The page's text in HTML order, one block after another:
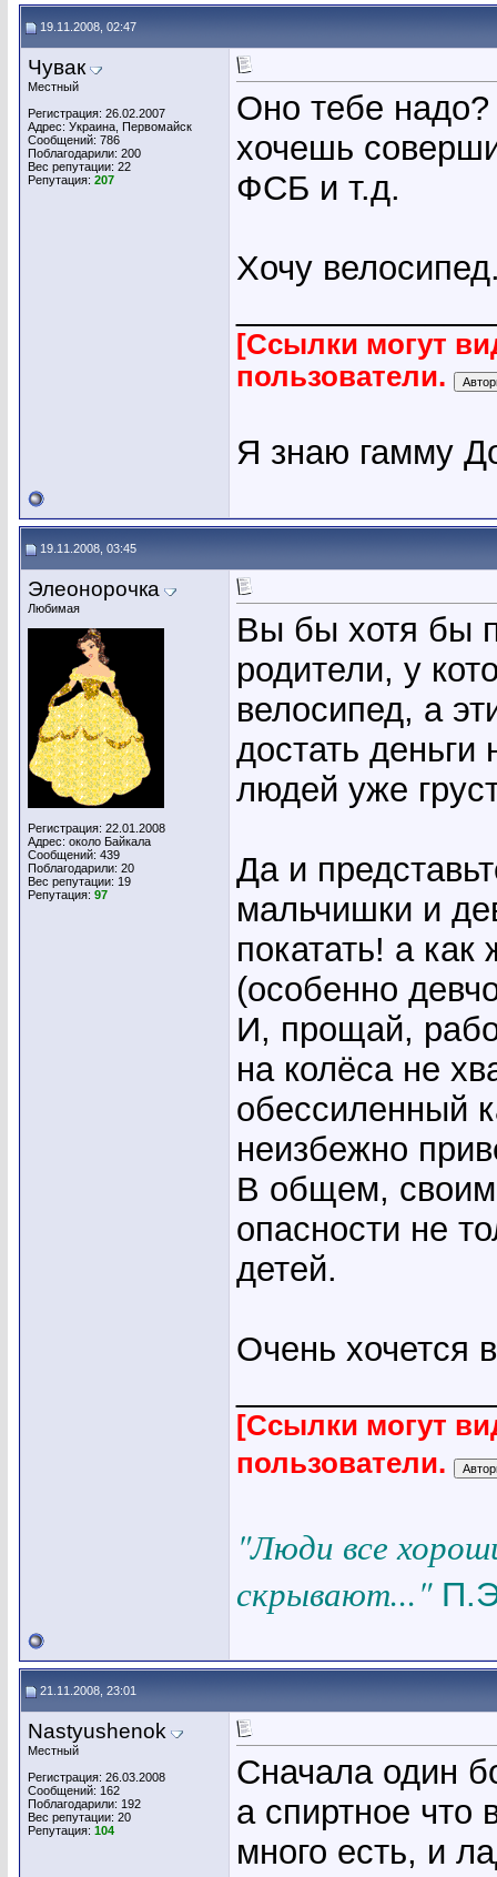
19.11.2008, 02:47
Чувак
Местный
Регистрация: 26.02.2007
Адрес: Украина, Первомайск
Сообщений: 786
Поблагодарили: 200
Вес репутации: 22
Репутация: 207
Оно тебе надо?
хочешь
ФСБ и т.д.
Хочу
[Ссылки могут
пользователи.
Я знаю гамму
19.11.2008, 03:45
Элеонорочка
Любимая
Регистрация: 22.01.2008
Адрес: около Байкала
Сообщений: 439
Поблагодарили: 20
Вес репутации: 19
Репутация: 97
Вы бы хотя бы
родители, у
велосипед, а
достать деньги
людей уже
Да и
мальчишки и
покатать! а
(особенно
И, прощай,
на колёса не
обессиленный
неизбежно
В общем, своим
опасности не
детей.
Очень хочется
[Ссылки могут
пользователи.
"Люди все
скрывают..."
21.11.2008, 23:01
Nastyushenok
Местный
Регистрация: 26.03.2008
Сообщений: 162
Поблагодарили: 192
Вес репутации: 20
Репутация: 104
Сначала один
а спиртное
много есть, и